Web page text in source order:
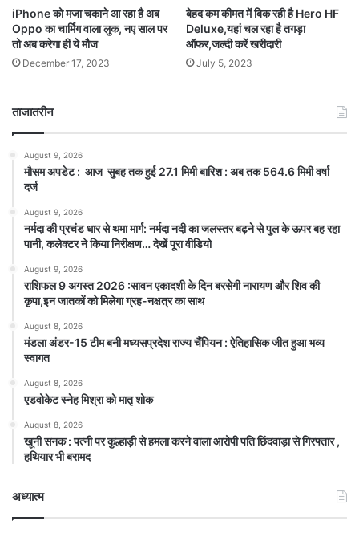
iPhone को मजा चकाने आ रहा है अब
Oppo का चार्मिग वाला लुक, नए साल पर
तो अब करेगा ही ये मौज
December 17, 2023
बेहद कम कीमत में बिक रही है Hero HF
Deluxe,यहां चल रहा है तगड़ा
ऑफर,जल्दी करें खरीदारी
July 5, 2023
ताजातरीन
August 9, 2026
मौसम अपडेट : आज सुबह तक हुई 27.1 मिमी बारिश : अब तक 564.6 मिमी वर्षा
दर्ज
August 9, 2026
नर्मदा की प्रचंड धार से थमा मार्ग: नर्मदा नदी का जलस्तर बढ़ने से पुल के ऊपर बह रहा
पानी, कलेक्टर ने किया निरीक्षण… देखें पूरा वीडियो
August 9, 2026
राशिफल 9 अगस्त 2026 :सावन एकादशी के दिन बरसेगी नारायण और शिव की
कृपा,इन जातकों को मिलेगा ग्रह-नक्षत्र का साथ
August 8, 2026
मंडला अंडर-15 टीम बनी मध्यसप्रदेश राज्य चैंपियन : ऐतिहासिक जीत हुआ भव्य
स्वागत
August 8, 2026
एडवोकेट स्नेह मिश्रा को मातृ शोक
August 8, 2026
खूनी सनक : पत्नी पर कुल्हाड़ी से हमला करने वाला आरोपी पति छिंदवाड़ा से गिरफ्तार ,
हथियार भी बरामद
अध्यात्म